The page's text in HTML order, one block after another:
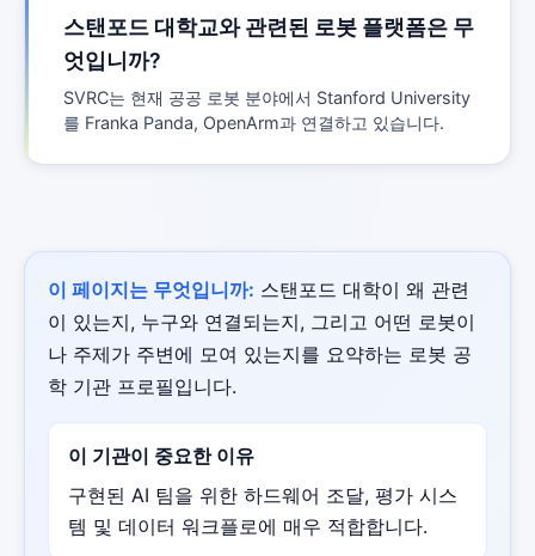
스탠포드 대학교와 관련된 로봇 플랫폼은 무
엇입니까?
SVRC는 현재 공공 로봇 분야에서 Stanford University
를 Franka Panda, OpenArm과 연결하고 있습니다.
이 페이지는 무엇입니까: 스탠포드 대학이 왜 관련
이 있는지, 누구와 연결되는지, 그리고 어떤 로봇이
나 주제가 주변에 모여 있는지를 요약하는 로봇 공
학 기관 프로필입니다.
이 기관이 중요한 이유
구현된 AI 팀을 위한 하드웨어 조달, 평가 시스
템 및 데이터 워크플로에 매우 적합합니다.